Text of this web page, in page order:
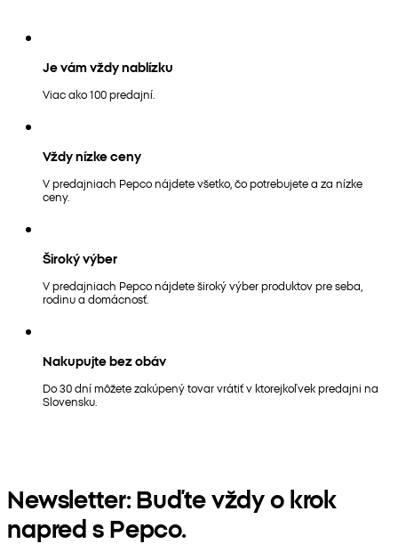
Je vám vždy nablízku
Viac ako 100 predajní.
Vždy nízke ceny
V predajniach Pepco nájdete všetko, čo potrebujete a za nízke
ceny.
Široký výber
V predajniach Pepco nájdete široký výber produktov pre seba,
rodinu a domácnosť.
Nakupujte bez obáv
Do 30 dní môžete zakúpený tovar vrátiť v ktorejkoľvek predajni na
Slovensku.
Newsletter: Buďte vždy o krok
napred s Pepco.